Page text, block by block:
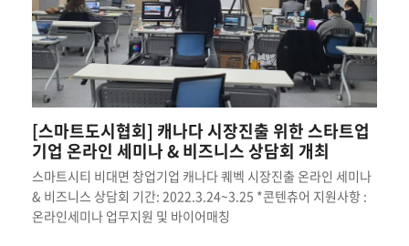
[스마트도시협회] 캐나다 시장진출 위한 스타트업
기업 온라인 세미나 & 비즈니스 상담회 개최
스마트시티 비대면 창업기업 캐나다 퀘벡 시장진출 온라인 세미나
& 비즈니스 상담회 기간: 2022.3.24~3.25 *콘텐츄어 지원사항 :